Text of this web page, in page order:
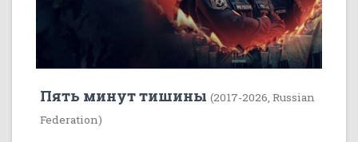
Пять минут тишины (2017-2026, Russian
Federation)